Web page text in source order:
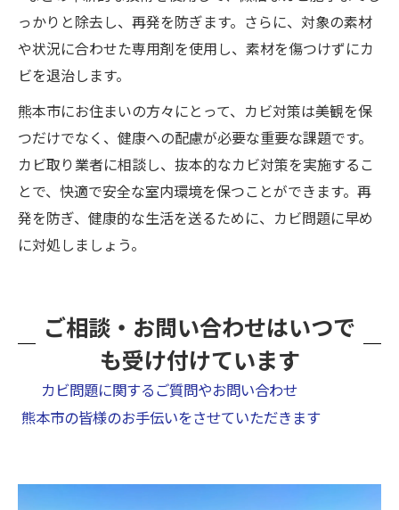
っかりと除去し、再発を防ぎます。さらに、対象の素材
や状況に合わせた専用剤を使用し、素材を傷つけずにカ
ビを退治します。
熊本市にお住まいの方々にとって、カビ対策は美観を保
つだけでなく、健康への配慮が必要な重要な課題です。
カビ取り業者に相談し、抜本的なカビ対策を実施するこ
とで、快適で安全な室内環境を保つことができます。再
発を防ぎ、健康的な生活を送るために、カビ問題に早め
に対処しましょう。
ご相談・お問い合わせはいつで
も受け付けています
カビ問題に関するご質問やお問い合わせ
熊本市の皆様のお手伝いをさせていただきます